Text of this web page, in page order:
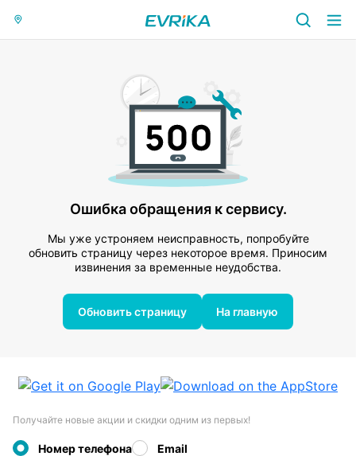
Ошибка обращения к сервису.
Мы уже устроняем неисправность, попробуйте
обновить страницу через некоторое время. Приносим
извинения за временные неудобства.
Обновить страницу На главную
Получайте новые акции и скидки одним из первых!
Номер телефона Email